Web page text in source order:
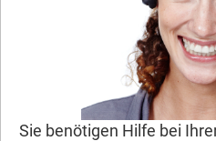
Sie benötigen Hilfe bei